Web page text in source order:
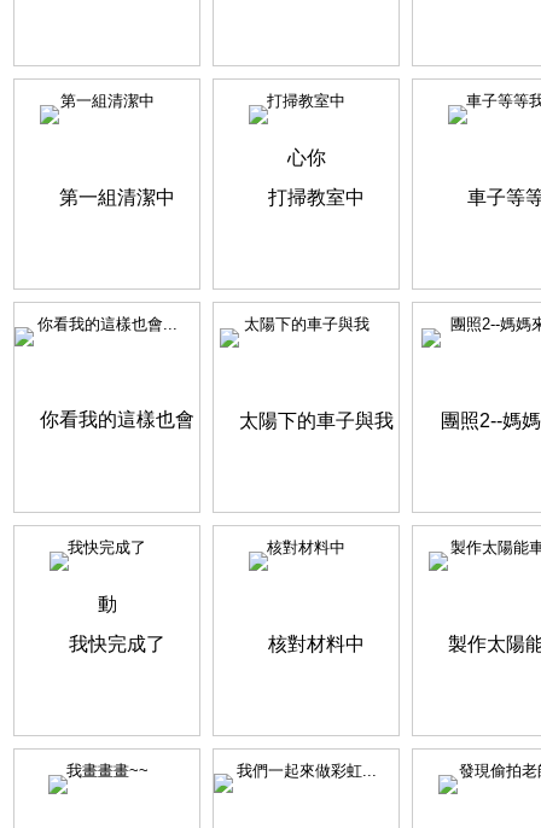
第一組清潔中 打掃教室中 車子等等
你看我的這樣也會... 太陽下的車子與我 團照2--媽媽
我快完成了 核對材料中 製作太陽能
我畫畫畫~~ 我們一起來做彩虹... 發現偷拍老